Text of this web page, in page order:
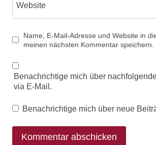
Website
Name, E-Mail-Adresse und Website in
meinen nächsten Kommentar speichern.
Benachrichtige mich über
via E-Mail.
Benachrichtige mich über neue